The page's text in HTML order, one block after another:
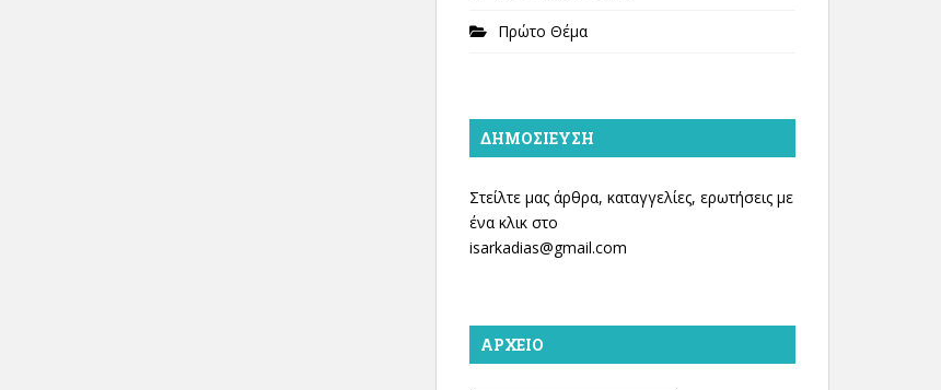
Πρώτο Θέμα
ΔΗΜΟΣΊΕΥΣΗ
Στείλτε μας άρθρα, καταγγελίες, ερωτήσεις με
ένα κλικ στο
isarkadias@gmail.com
ΑΡΧΕΊΟ